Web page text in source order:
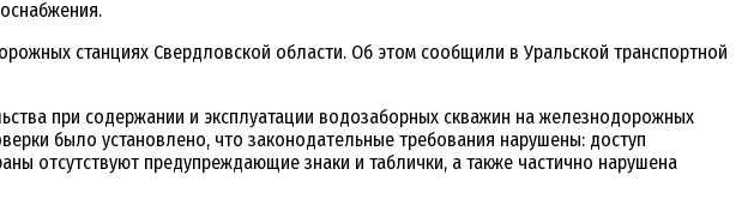
станциях Свердловской области. Об этом сообщили в Уральской транспортной
при содержании и эксплуатации водозаборных скважин на железнодорожных
было установлено, что законодательные требования нарушены: доступ
отсутствуют предупреждающие знаки и таблички, а также частично нарушена